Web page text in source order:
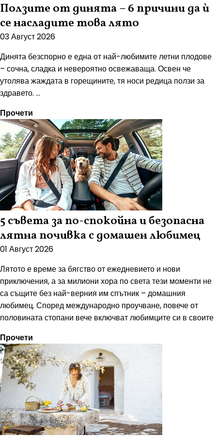
Ползите от динята – 6 причини да ѝ
се насладите това лято
03 Август 2026
Динята безспорно е една от най-любимите летни плодове
– сочна, сладка и невероятно освежаваща. Освен че
утолява жаждата в горещините, тя носи редица ползи за
здравето. ...
Прочети
5 съвета за по-спокойна и безопасна
лятна почивка с домашен любимец
01 Август 2026
Лятото е време за бягство от ежедневието и нови
приключения, а за милиони хора по света тези моменти не
са същите без най-верния им спътник – домашния
любимец. Според международно проучване, повече от
половината стопани вече включват любимците си в своите
Прочети